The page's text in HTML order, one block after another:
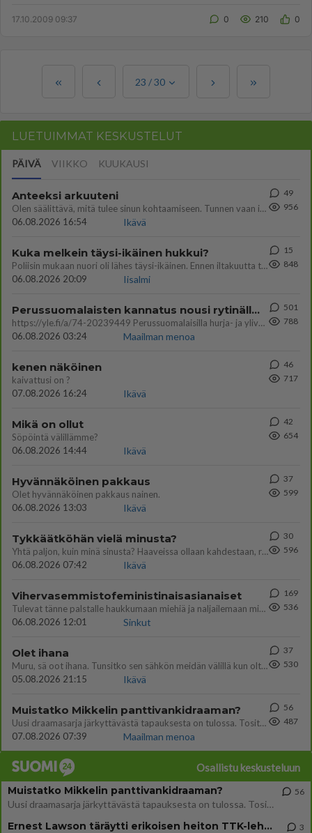
17.10.2009 09:37 0 210 0
23 /30
LUETUIMMAT KESKUSTELUT
PÄIVÄ VIIKKO KUUKAUSI
Anteeksi arkuuteni
Olen säälittävä, mitä tulee sinun kohtaamiseen. Tunnen vaan itseni todella epävarmaksi sun kanssa. Jos minun olisi pitän
06.08.2026 16:54
Ikävä
49
956
Kuka melkein täysi-ikäinen hukkui?
Poliisin mukaan nuori oli lähes täysi-ikäinen. Ennen iltakuutta tulleen ilmoituksen mukaan ihminen oli joutunut mahdoll
06.08.2026 20:09
Iisalmi
15
848
Perussuomalaisten kannatus nousi rytinällä Ylen tänään julkaisemassa tuoreimmassa gallup-kyselyssä.
https://yle.fi/a/74-20239449 Perussuomalaisilla hurja- ja ylivoimaisesti suurin nousu tässä uudessa Ylen gallupissa. Kyl
06.08.2026 03:24
Maailman menoa
501
788
kenen näköinen
kaivattusi on ?
07.08.2026 16:24
Ikävä
46
717
Mikä on ollut
Söpöintä välillämme?
06.08.2026 14:44
Ikävä
42
654
Hyvännäköinen pakkaus
Olet hyvännäköinen pakkaus nainen.
06.08.2026 13:03
Ikävä
37
599
Tykkäätköhän vielä minusta?
Yhtä paljon, kuin minä sinusta? Haaveissa ollaan kahdestaan, rauhassa ja lähennytään fyysisesti ja tutustutaan syvemmin
06.08.2026 07:42
Ikävä
30
596
Vihervasemmistofeministinaisasianaiset
Tulevat tänne palstalle haukkumaan miehiä ja naljailemaan miehelle, kehuvat olevansa heitä parempia. Itse asuvat MIEHE
06.08.2026 12:01
Sinkut
169
536
Olet ihana
Muru, sä oot ihana. Tunsitko sen sähkön meidän välillä kun oltiin ihan låhekkäin? 👩‍❤️‍👩❤️😼😘
05.08.2026 21:15
Ikävä
37
530
Muistatko Mikkelin panttivankidraaman?
Uusi draamasarja järkyttävästä tapauksesta on tulossa. Tositapahtumiin perustuva sarja ammentaa vuoden 1986 Mikkelin pan
07.08.2026 07:39
Maailman menoa
56
487
Osallistu keskusteluun
Muistatko Mikkelin panttivankidraaman?
Uusi draamasarja järkyttävästä tapauksesta on tulossa. Tositapahtumiin perustuva sarja ammentaa vuoden 1986 Mikkelin pan
56
Ernest Lawson täräytti erikoisen heiton TTK-lehdistötilaisuudessa: " Onko tässä tarkoituksena...?" 3